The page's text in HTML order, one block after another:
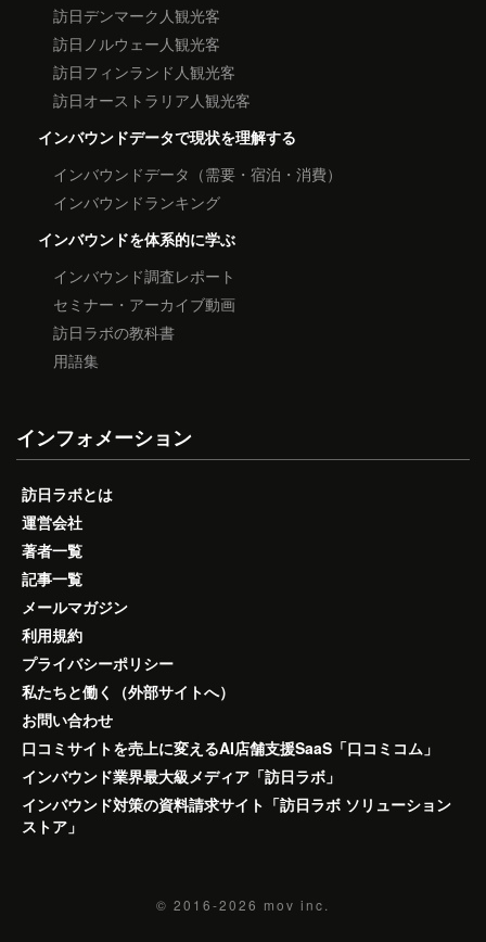
訪日デンマーク人観光客
訪日ノルウェー人観光客
訪日フィンランド人観光客
訪日オーストラリア人観光客
インバウンドデータで現状を理解する
インバウンドデータ（需要・宿泊・消費）
インバウンドランキング
インバウンドを体系的に学ぶ
インバウンド調査レポート
セミナー・アーカイブ動画
訪日ラボの教科書
用語集
インフォメーション
訪日ラボとは
運営会社
著者一覧
記事一覧
メールマガジン
利用規約
プライバシーポリシー
私たちと働く（外部サイトへ）
お問い合わせ
口コミサイトを売上に変えるAI店舗支援SaaS「口コミコム」
インバウンド業界最大級メディア「訪日ラボ」
インバウンド対策の資料請求サイト「訪日ラボ ソリューション
ストア」
© 2016-2026 mov inc.